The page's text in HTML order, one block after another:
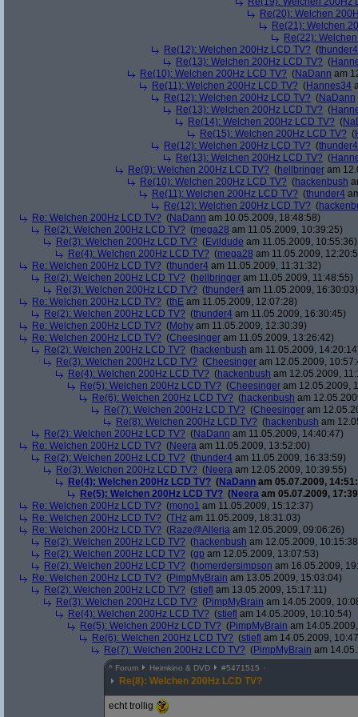
Re(20): Welchen
Re(21): Welchen
Re(22):
Re(12): Welchen 200Hz LCD TV? (thunder4
Re(13): Welchen 200Hz LCD TV? (
Re(10): Welchen 200Hz LCD TV? (NaDann am
Re(11): Welchen 200Hz LCD TV? (Hannes34
Re(12): Welchen 200Hz LCD TV? (NaDann
Re(13): Welchen 200Hz LCD TV? (
Re(14): Welchen 200Hz LCD TV? (
Re(15): Welchen 200Hz LCD TV? (
Re(12): Welchen 200Hz LCD TV? (thunder4
Re(13): Welchen 200Hz LCD TV? (
Re(9): Welchen 200Hz LCD TV? (hellbringer am
Re(10): Welchen 200Hz LCD TV? (hackenbush
Re(11): Welchen 200Hz LCD TV? (thunder4
Re(12): Welchen 200Hz LCD TV? (
Re: Welchen 200Hz LCD TV? (NaDann am 10.05.2009, 18:48:58)
Re(2): Welchen 200Hz LCD TV? (mega28 am 11.05.2009, 10:39:25)
Re(3): Welchen 200Hz LCD TV? (Evildude am 11.05.2009, 10:55:36)
Re(4): Welchen 200Hz LCD TV? (mega28 am 11.05.2009,
Re: Welchen 200Hz LCD TV? (thunder4 am 11.05.2009, 11:31:32)
Re(2): Welchen 200Hz LCD TV? (hellbringer am 11.05.2009, 11:48:55)
Re(3): Welchen 200Hz LCD TV? (thunder4 am 11.05.2009, 16:30:03)
Re: Welchen 200Hz LCD TV? (thE am 11.05.2009, 12:07:28)
Re(2): Welchen 200Hz LCD TV? (thunder4 am 11.05.2009, 16:30:45)
Re: Welchen 200Hz LCD TV? (Mohy am 11.05.2009, 12:30:39)
Re: Welchen 200Hz LCD TV? (Cheesinger am 11.05.2009, 13:26:42)
Re(2): Welchen 200Hz LCD TV? (hackenbush am 11.05.2009,
Re(3): Welchen 200Hz LCD TV? (Cheesinger am 12.05.2009,
Re(4): Welchen 200Hz LCD TV? (hackenbush am 12.05.2009,
Re(5): Welchen 200Hz LCD TV? (Cheesinger am 12.05.2009,
Re(6): Welchen 200Hz LCD TV? (hackenbush am
Re(7): Welchen 200Hz LCD TV? (Cheesinger am
Re(8): Welchen 200Hz LCD TV? (hackenbush am
Re(2): Welchen 200Hz LCD TV? (NaDann am 11.05.2009, 14:40:47)
Re: Welchen 200Hz LCD TV? (Neera am 11.05.2009, 13:52:00)
Re(2): Welchen 200Hz LCD TV? (thunder4 am 11.05.2009, 16:33:59)
Re(3): Welchen 200Hz LCD TV? (Neera am 12.05.2009, 10:39:55)
Re(4): Welchen 200Hz LCD TV? (NaDann am 05.07.2009,
Re(5): Welchen 200Hz LCD TV? (Neera am 05.07.2009,
Re: Welchen 200Hz LCD TV? (mono1 am 11.05.2009, 15:12:37)
Re: Welchen 200Hz LCD TV? (THz am 11.05.2009, 18:31:03)
Re: Welchen 200Hz LCD TV? (Raze@Alleria am 12.05.2009, 09:06:26)
Re(2): Welchen 200Hz LCD TV? (hackenbush am 12.05.2009,
Re(2): Welchen 200Hz LCD TV? (gp am 12.05.2009, 13:07:53)
Re(2): Welchen 200Hz LCD TV? (homerdersimpson am 16.05.2009,
Re: Welchen 200Hz LCD TV? (PimpMyBrain am 13.05.2009, 15:03:04)
Re(2): Welchen 200Hz LCD TV? (stiefl am 13.05.2009, 15:17:11)
Re(3): Welchen 200Hz LCD TV? (PimpMyBrain am 14.05.2009,
Re(4): Welchen 200Hz LCD TV? (stiefl am 14.05.2009, 10:10:54)
Re(5): Welchen 200Hz LCD TV? (PimpMyBrain am
Re(6): Welchen 200Hz LCD TV? (stiefl am 14.05.2009,
Re(7): Welchen 200Hz LCD TV? (PimpMyBrain am
^ Forum Heimkino & DVD #5471515
Re(8): Welchen 200Hz LCD TV?
echt trollig